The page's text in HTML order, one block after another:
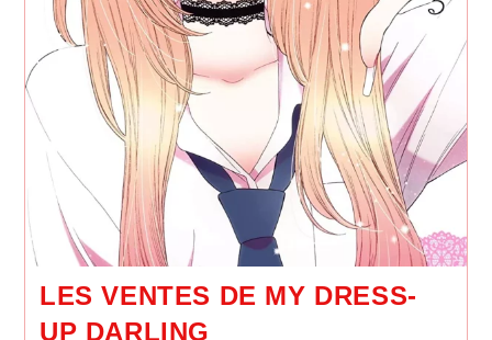
LES VENTES DE MY DRESS-
UP DARLING